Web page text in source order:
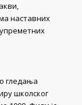
наставних
гледања
школског